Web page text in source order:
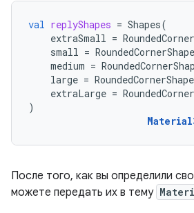
val replyShapes = Shapes(
extraSmall =
small = RoundedCornerShape
medium =
large = RoundedCornerShape
extraLarge =
)
После того, как вы определили
можете передать их в тему